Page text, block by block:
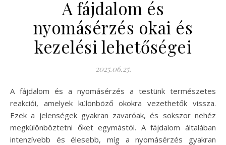
A fájdalom és
nyomásérzés okai és
kezelési lehetőségei
2025.06.25.
A fájdalom és a nyomásérzés a testünk természetes
reakciói, amelyek különböző okokra vezethetők vissza.
Ezek a jelenségek gyakran zavaróak, és sokszor nehéz
megkülönböztetni őket egymástól. A fájdalom általában
intenzívebb és élesebb, míg a nyomásérzés gyakran